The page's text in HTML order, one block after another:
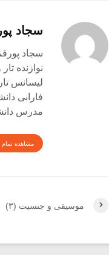
سجاد
سجاد پورقناد
نوازنده
لیسانس
فارابی
مدرس
مشاهده
موسیقی و جنسیت (۳)